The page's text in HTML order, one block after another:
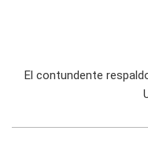
El contundente